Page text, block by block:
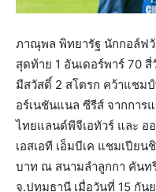
ภาณุพล พิทยารัฐ นักกอล์ฟวั
สุดท้าย 1 อันเดอร์พาร์ 70
มีสวัสดิ์ 2 สโตรก คว้าแชม
อร์เนชันแนล ซีรีส์ จากการ
ไทยแลนด์พีจีเอทัวร์ และ อ
เอสเอที เอ็มบีเค แชมเปียน
บาท ณ สนามลำลูกกา คันท
จ.ปทุมธานี เมื่อวันที่ 15 กัน